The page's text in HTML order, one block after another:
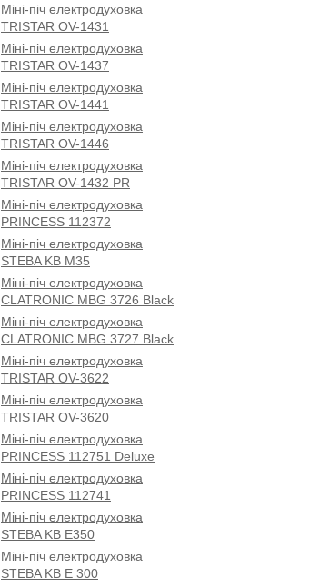
Міні-піч електродуховка
TRISTAR OV-1431
Міні-піч електродуховка
TRISTAR OV-1437
Міні-піч електродуховка
TRISTAR OV-1441
Міні-піч електродуховка
TRISTAR OV-1446
Міні-піч електродуховка
TRISTAR OV-1432 PR
Міні-піч електродуховка
PRINCESS 112372
Міні-піч електродуховка
STEBA KB M35
Міні-піч електродуховка
CLATRONIC MBG 3726 Black
Міні-піч електродуховка
CLATRONIC MBG 3727 Black
Міні-піч електродуховка
TRISTAR OV-3622
Міні-піч електродуховка
TRISTAR OV-3620
Міні-піч електродуховка
PRINCESS 112751 Deluxe
Міні-піч електродуховка
PRINCESS 112741
Міні-піч електродуховка
STEBA KB E350
Міні-піч електродуховка
STEBA KB E 300